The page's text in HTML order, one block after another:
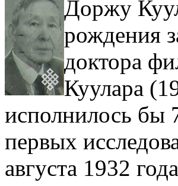
Доржу
рождения
доктора
Куулара
исполнилось бы
первых
августа 1932